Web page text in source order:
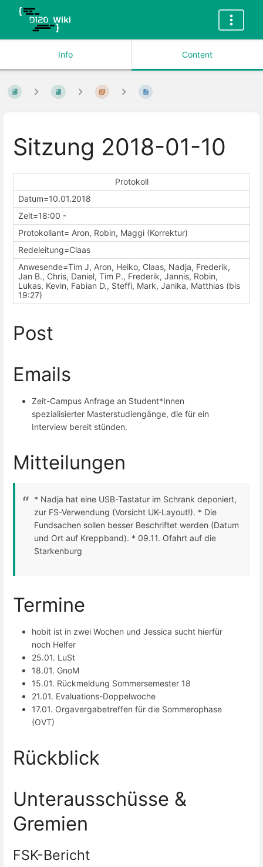
Info Content
Sitzung 2018-01-10
Protokoll
Datum=10.01.2018
Zeit=18:00 -
Protokollant= Aron, Robin, Maggi (Korrektur)
Redeleitung=Claas
Anwesende=Tim J, Aron, Heiko, Claas, Nadja, Frederik,
Jan B., Chris, Daniel, Tim P., Frederik, Jannis, Robin,
Lukas, Kevin, Fabian D., Steffi, Mark, Janika, Matthias (bis
19:27)
Post
Emails
Zeit-Campus Anfrage an Student*Innen
spezialisierter Masterstudiengänge, die für ein
Interview bereit stünden.
Mitteilungen
* Nadja hat eine USB-Tastatur im Schrank deponiert,
zur FS-Verwendung (Vorsicht UK-Layout!). * Die
Fundsachen sollen besser Beschriftet werden (Datum
und Ort auf Kreppband). * 09.11. Ofahrt auf die
Starkenburg
Termine
hobit ist in zwei Wochen und Jessica sucht hierfür
noch Helfer
25.01. LuSt
18.01. GnoM
15.01. Rückmeldung Sommersemester 18
21.01. Evaluations-Doppelwoche
17.01. Orgavergabetreffen für die Sommerophase
(OVT)
Rückblick
Unterausschüsse &
Gremien
FSK-Bericht